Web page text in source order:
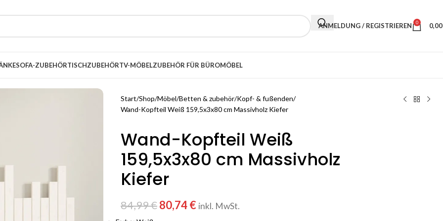
ANMELDUNG / REGISTRIEREN 0
SOFA-ZUBEHÖRTISCHZUBEHÖRTV-MÖBELZUBEHÖR FÜR BÜROMÖBEL
Start Shop Möbel Betten & zubehör Kopf- & fußenden
Wand-Kopfteil Weiß 159,5x3x80 cm Massivholz Kiefer
Wand-Kopfteil Weiß
159,5x3x80 cm Massivholz
Kiefer
84,99€80,74€ inkl. MwSt.